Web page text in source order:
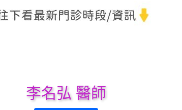
李名弘 醫師